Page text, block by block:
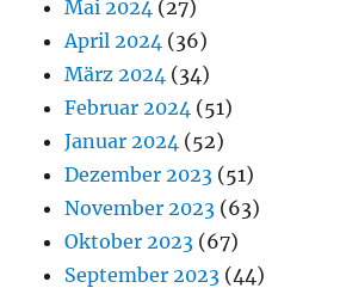
Mai 2024 (27)
April 2024 (36)
März 2024 (34)
Februar 2024 (51)
Januar 2024 (52)
Dezember 2023 (51)
November 2023 (63)
Oktober 2023 (67)
September 2023 (44)